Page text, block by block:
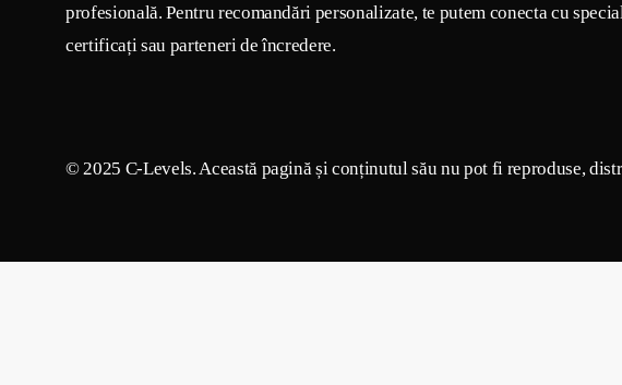
profesională. Pentru recomandări personalizate, te putem conecta cu
certificați sau parteneri de încredere.
© 2025 C-Levels. Această pagină și conținutul său nu pot fi reproduse,